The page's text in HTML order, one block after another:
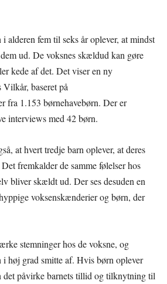
alderen fem til seks år oplever, at mindst
ud. De voksnes skældud kan gøre
kede af det. Det viser en ny
baseret på
fra 1.153 børnehavebørn. Der er
interviews med 42 børn.
at hvert tredje barn oplever, at deres
fremkalder de samme følelser hos
bliver skældt ud. Der ses desuden en
voksenskænderier og børn, der
stemninger hos de voksne, og
høj grad smitte af. Hvis børn oplever
det påvirke barnets tillid og tilknytning til